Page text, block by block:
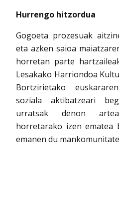
Hurrengo hitzordua
Gogoeta prozesuak
eta azken saioa
horretan parte
Lesakako Harriondoa
Bortzirietako
soziala aktibatzeari
urratsak denon
horretarako izen ematea
emanen du